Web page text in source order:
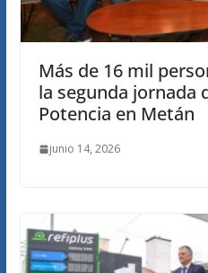
Más de 16 mil
la segunda jornada
Potencia en Metán
junio 14, 2026